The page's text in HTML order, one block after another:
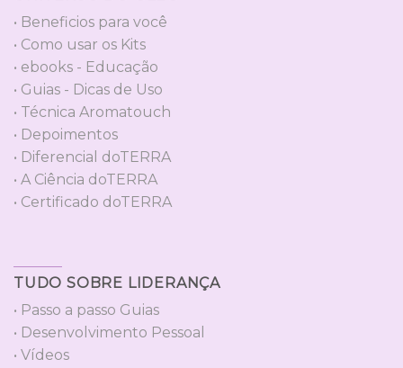
• Beneficios para você
• Como usar os Kits
• ebooks - Educação
• Guias - Dicas de Uso
• Técnica Aromatouch
• Depoimentos
• Diferencial doTERRA
• A Ciência doTERRA
• Certificado doTERRA
TUDO SOBRE LIDERANÇA
• Passo a passo Guias
• Desenvolvimento Pessoal
• Vídeos